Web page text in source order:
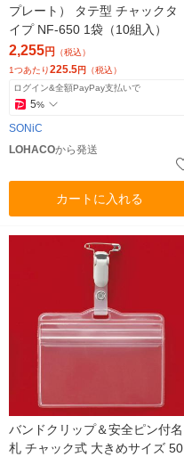
プレート） タテ型 チャックタ
イプ NF-650 1袋（10組入）
2,255円 （税込）
1つあたり225.5円 （税込）
ログイン&全額PayPay支払いで
5%
SONiC
LOHACOから発送
カートに入れる
バンドクリップ＆安全ピン付名
札 チャック式 大きめサイズ 50